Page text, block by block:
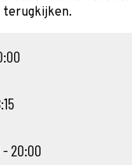
terugkijken.
- 20:00